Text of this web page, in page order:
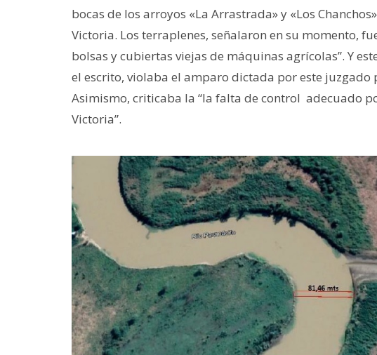
bocas de los arroyos «La Arrastrada» y «Los
Victoria. Los terraplenes, señalaron en su momento,
bolsas y cubiertas viejas de máquinas agrícolas”. Y
el escrito, violaba el amparo dictada por este juzgado
Asimismo, criticaba la “la falta de control adecuado
Victoria”.